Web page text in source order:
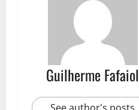
Guilherme Fafaiol